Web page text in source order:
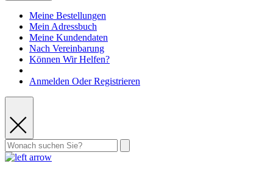
Meine Bestellungen
Mein Adressbuch
Meine Kundendaten
Nach Vereinbarung
Können Wir Helfen?
Anmelden Oder Registrieren